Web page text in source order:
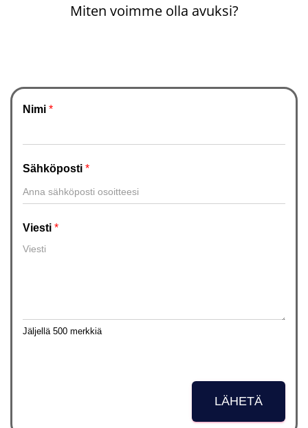
Miten voimme olla avuksi?
Nimi *
Sähköposti *
Viesti *
Jäljellä 500 merkkiä
LÄHETÄ